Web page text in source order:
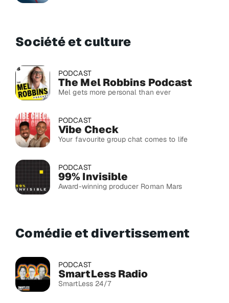
Société et culture
PODCAST
The Mel Robbins Podcast
Mel gets more personal than ever
PODCAST
Vibe Check
Your favourite group chat comes to life
PODCAST
99% Invisible
Award-winning producer Roman Mars
Comédie et divertissement
PODCAST
SmartLess Radio
SmartLess 24/7